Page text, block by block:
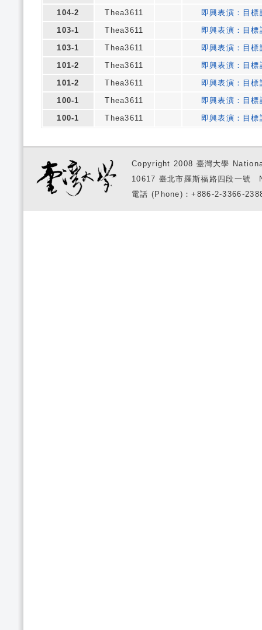
104-2
Thea3611
即興表演：目標
103-1
Thea3611
即興表演：目標
103-1
Thea3611
即興表演：目標
101-2
Thea3611
即興表演：目標
101-2
Thea3611
即興表演：目標
100-1
Thea3611
即興表演：目標
100-1
Thea3611 即興表演：目標
Copyright 2008 臺灣大學
10617 臺北市羅斯福路四段一
電話 (Phone)：+886-2-3366-